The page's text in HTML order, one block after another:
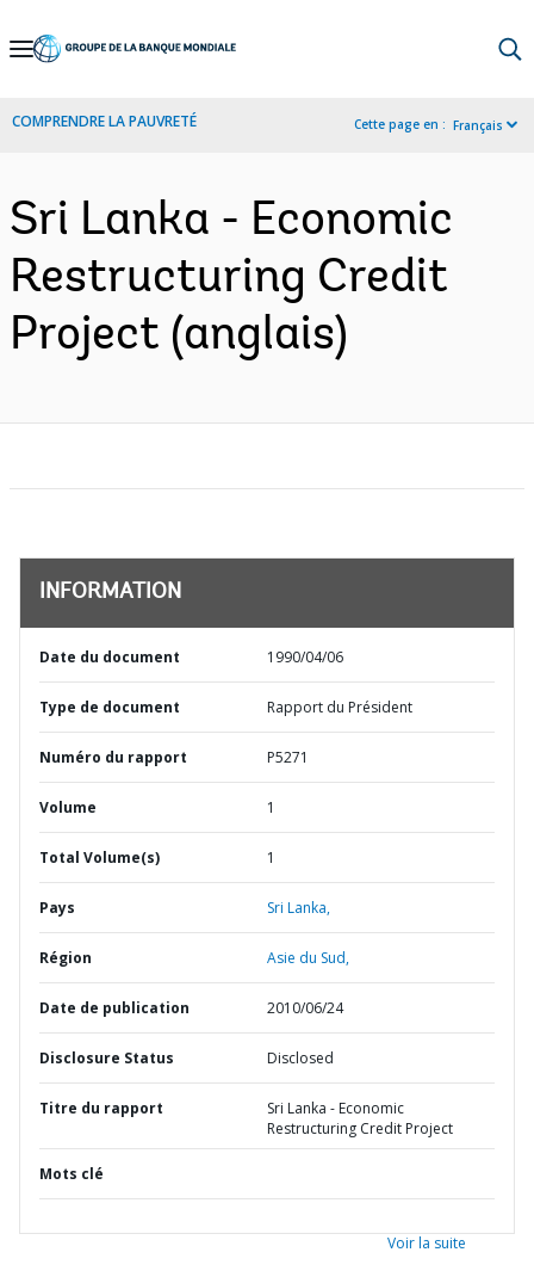
Skip
Navigation
COMPRENDRE LA PAUVRETÉ Cette page en : Français
Sri Lanka - Economic
Restructuring Credit
Project (anglais)
INFORMATION
Date du document 1990/04/06
Type de document Rapport du Président
Numéro du rapport P5271
Volume 1
Total Volume(s) 1
Pays Sri Lanka,
Région Asie du Sud,
Date de publication 2010/06/24
Disclosure Status Disclosed
Titre du rapport
Sri Lanka - Economic
Restructuring Credit Project
Mots clé
Voir la suite